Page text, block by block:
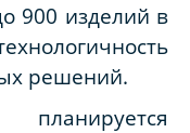
900 изделий в
решений.